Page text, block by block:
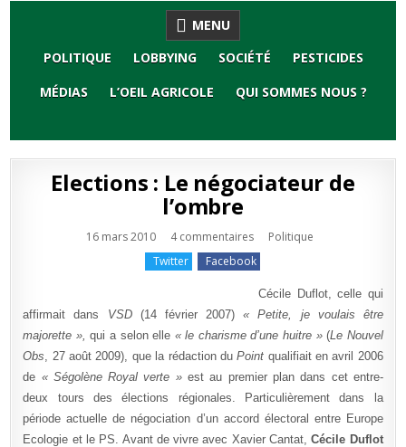
MENU
POLITIQUE
LOBBYING SOCIÉTÉ
PESTICIDES
MÉDIAS
L’OEIL AGRICOLE QUI SOMMES NOUS ?
Elections : Le négociateur de
l’ombre
16 mars 2010 4 commentairessur
:
Le
de
l’ombre
Publié
Politique
Twitter
Facebook
Cécile Duflot, celle qui
affirmait dans VSD (14 février 2007)« Petite, je voulais être
majorette », qui a selon elle « le charisme d’une huitre »(Le Nouvel
Obs, 27 août 2009), que la rédaction duPoint qualifiait en avril 2006
de « Ségolène Royal verte »est au premier plan dans cet entre-
deux tours des élections régionales. Particulièrement dans la
période actuelle de négociation d’un accord électoral entre Europe
Ecologie et le PS. Avant de vivre avec Xavier Cantat,Cécile Duflot